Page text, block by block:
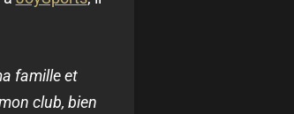
famille et
club, bien